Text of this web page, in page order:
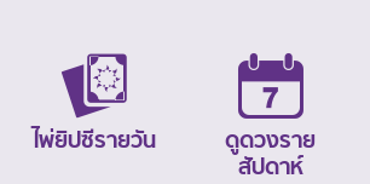
ไพ่ยิปซีรายวัน
ดูดวงราย
สัปดาห์